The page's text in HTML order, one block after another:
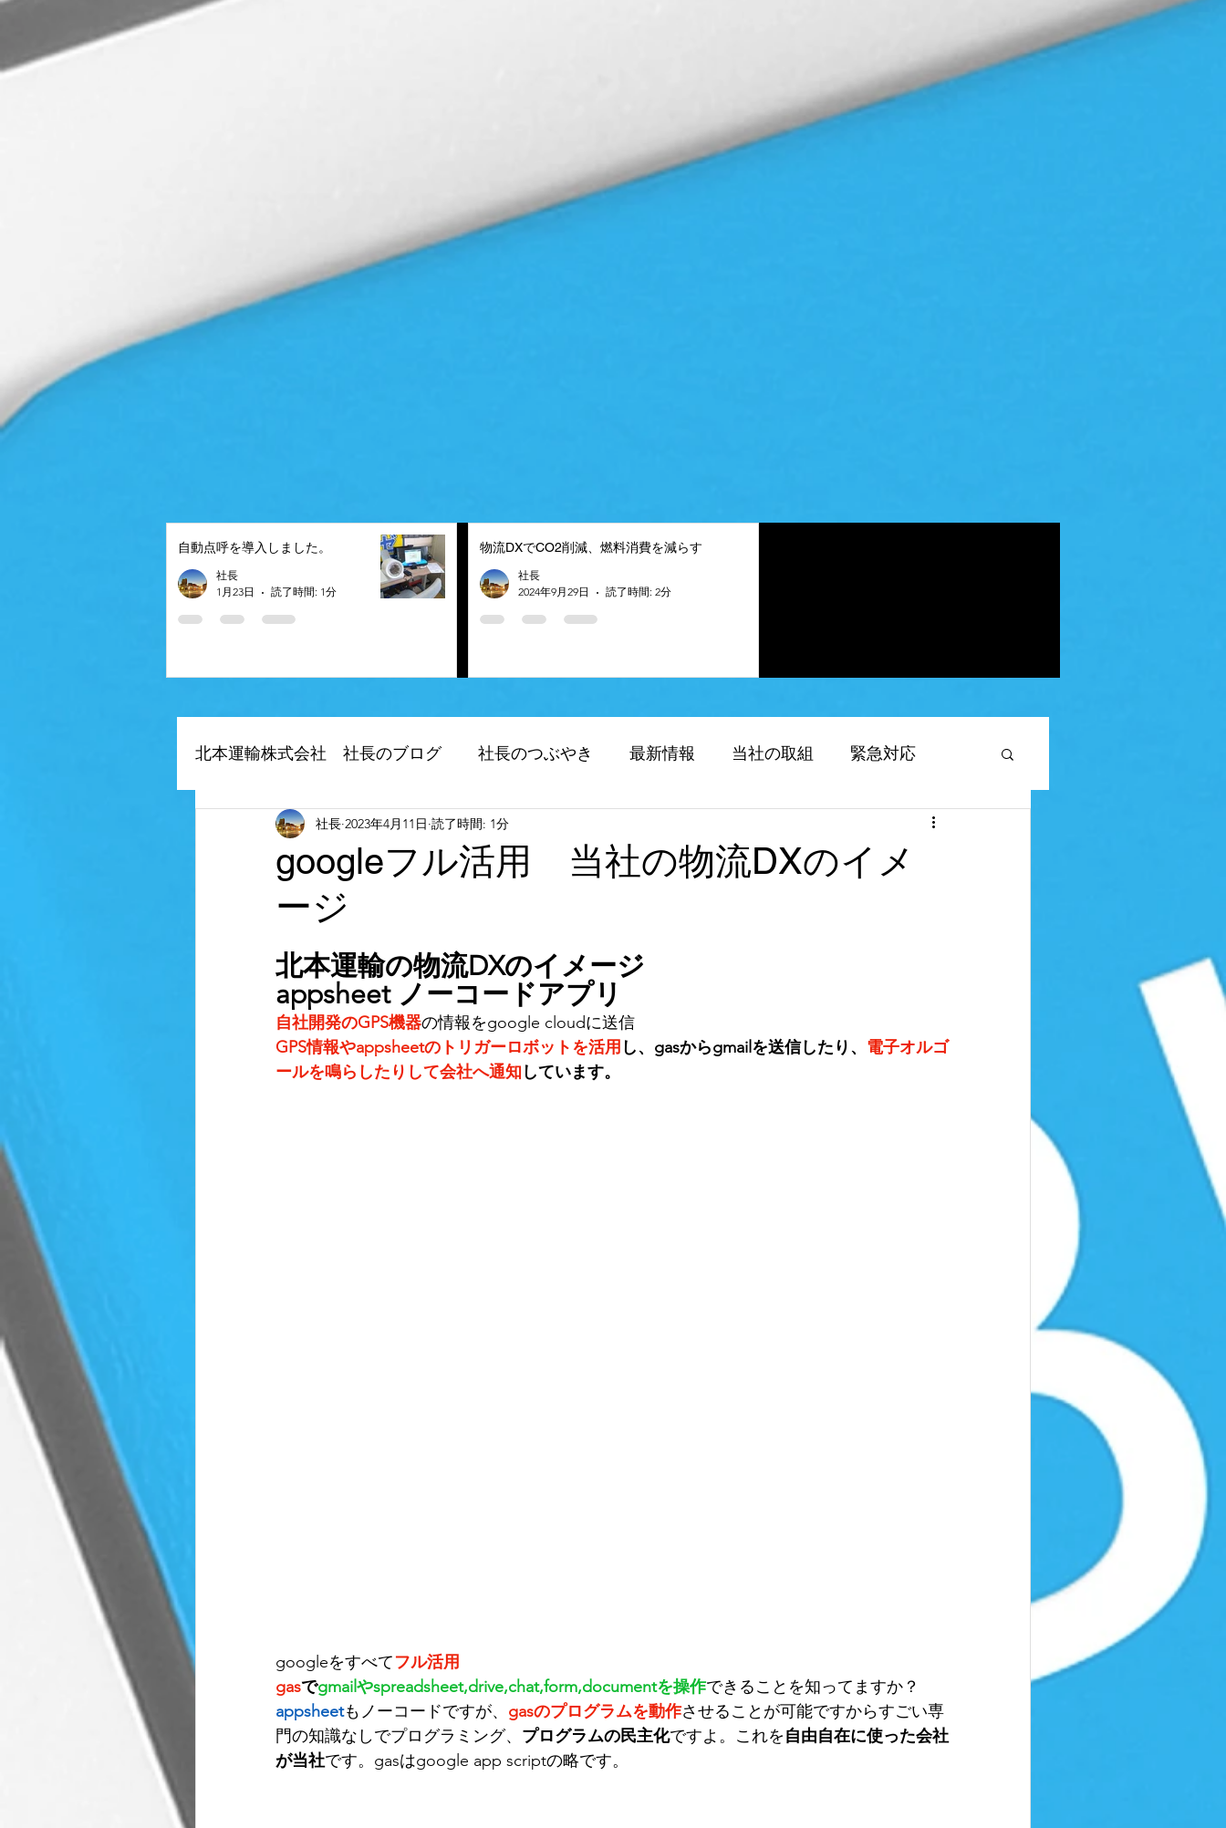
自動点呼を導入しました。
社長
1月23日
読了時間: 1分
物流DXでCO2削減、燃料消費を減らす
社長
2024年9月29日
読了時間: 2分
北本運輸株式会社 社長のブログ 社長のつぶやき 最新情報 当社の取組 緊急対応
自社アプリ（デジタル化） 求人応募
当社のデジタルトランスフォーメーション（DX)
空車を削減、荷物募集 無題のカテゴリー 重たいものをクレーンで移動したい
物流DX 事故防止 ノーコードアプリ 生成AI
googleフル活用 当社の物流DXのイメ
ージ
社長 2023年4月11日 読了時間: 1分
北本運輸の物流DXのイメージ
appsheet ノーコードアプリ
自社開発のGPS機器の情報をgoogle cloudに送信
GPS情報やappsheetのトリガーロボットを活用 し、gasからgmailを送信したり、 電子オルゴ
ールを鳴らしたりして会社へ通知 しています。
googleをすべてフル活用
gasでgmailやspreadsheet,drive,chat,form,documentを操作できることを知ってますか？
appsheetもノーコードですが、 gasのプログラムを動作させることが可能ですからすごい専
門の知識なしでプログラミング、 プログラムの民主化ですよ。これを自由自在に使った会社
が当社です。gasはgoogle app scriptの略です。